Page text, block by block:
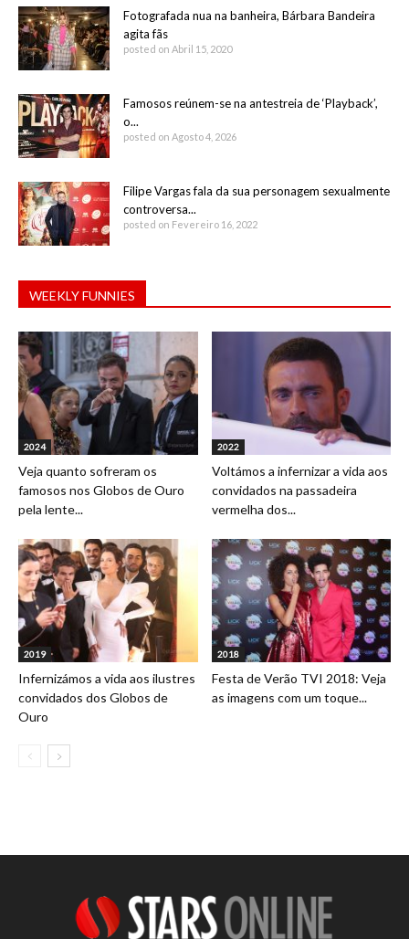
Fotografada nua na banheira, Bárbara Bandeira
agita fãs
posted on Abril 15, 2020
Famosos reúnem-se na antestreia de ‘Playback’,
o...
posted on Agosto 4, 2026
Filipe Vargas fala da sua personagem sexualmente
controversa...
posted on Fevereiro 16, 2022
WEEKLY FUNNIES
2024
Veja quanto sofreram os
famosos nos Globos de Ouro
pela lente...
2022
Voltámos a infernizar a vida aos
convidados na passadeira
vermelha dos...
2019
Infernizámos a vida aos ilustres
convidados dos Globos de
Ouro
2018
Festa de Verão TVI 2018: Veja
as imagens com um toque...